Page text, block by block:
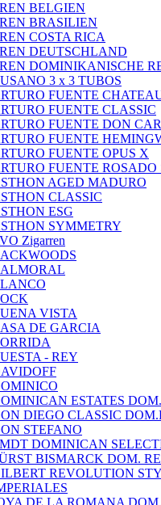
BELGIEN
BRASILIEN
COSTA RICA
DEUTSCHLAND
DOMINIKANISCHE
3 x 3 TUBOS
FUENTE
FUENTE CLASSIC
FUENTE DON
FUENTE
FUENTE OPUS X
FUENTE ROSADO
AGED MADURO
CLASSIC
ESG
SYMMETRY
Zigarren
VISTA
DE GARCIA
- REY
ESTATES DOM.
DIEGO CLASSIC
STEFANO
DOMINICAN
BISMARCK DOM.
REVOLUTION
DE LA ROMANA DOM.